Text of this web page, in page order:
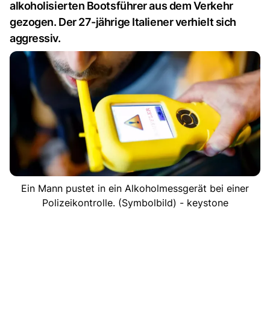
alkoholisierten Bootsführer aus dem Verkehr
gezogen. Der 27-jährige Italiener verhielt sich
aggressiv.
Ein Mann pustet in ein Alkoholmessgerät bei einer
Polizeikontrolle. (Symbolbild) - keystone